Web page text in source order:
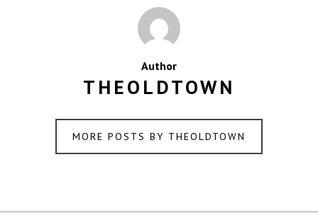
Author
THEOLDTOWN
MORE POSTS BY THEOLDTOWN